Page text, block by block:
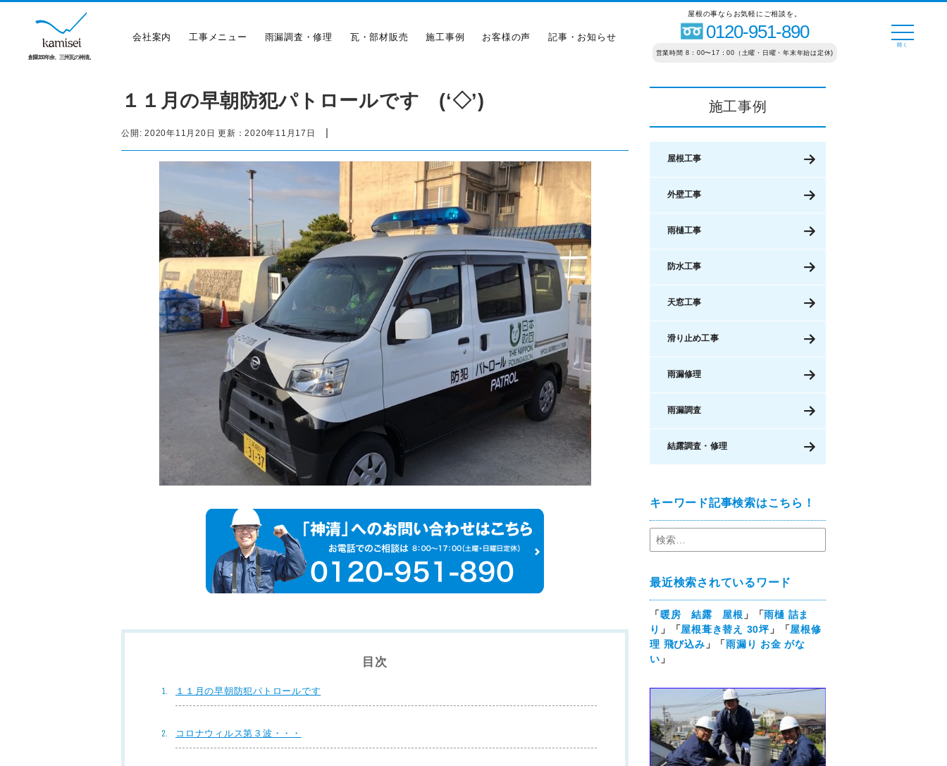
創業150年余、三州瓦の神清。
会社案内 工事メニュー 雨漏調査・修理 瓦・部材販売 施工事例 お客様の声 記事・お知らせ
屋根の事ならお気軽にご相談を。
0120-951-890
営業時間 8：00〜17：00（土曜・日曜・年末年始は定休)
１１月の早朝防犯パトロールです (‘◇’)ゞ
公開: 2020年11月20日 更新：2020年11月17日 |
目次
１１月の早朝防犯パトロールです
コロナウィルス第３波・・・
施工事例
屋根工事
外壁工事
雨樋工事
防水工事
天窓工事
滑り止め工事
雨漏修理
雨漏調査
結露調査・修理
キーワード記事検索はこちら！
最近検索されているワード
「暖房 結露 屋根 」「雨樋 詰ま
り 」「屋根葺き替え 30坪」「屋根修
理 飛び込み 」「雨漏り お金 がな
い 」